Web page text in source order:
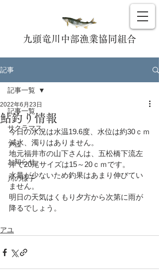
九頭竜川中部漁業協同組合
記事
記事一覧
サクラマス
アユ
お知らせ
川の様子
記事一覧
鮎釣り情報
2022年6月23日
今日の水況は水温19.6度、水位は約30ｃｍ
減水、濁りはありません。
地元福井市の山下さんは、五松橋下流左
岸で20尾サイズは15～20ｃｍです。
水量が少ないため釣果はあまり伸びてい
ません。
明日の天気はくもり夕方から次第に雨が
降るでしょう。
アユ